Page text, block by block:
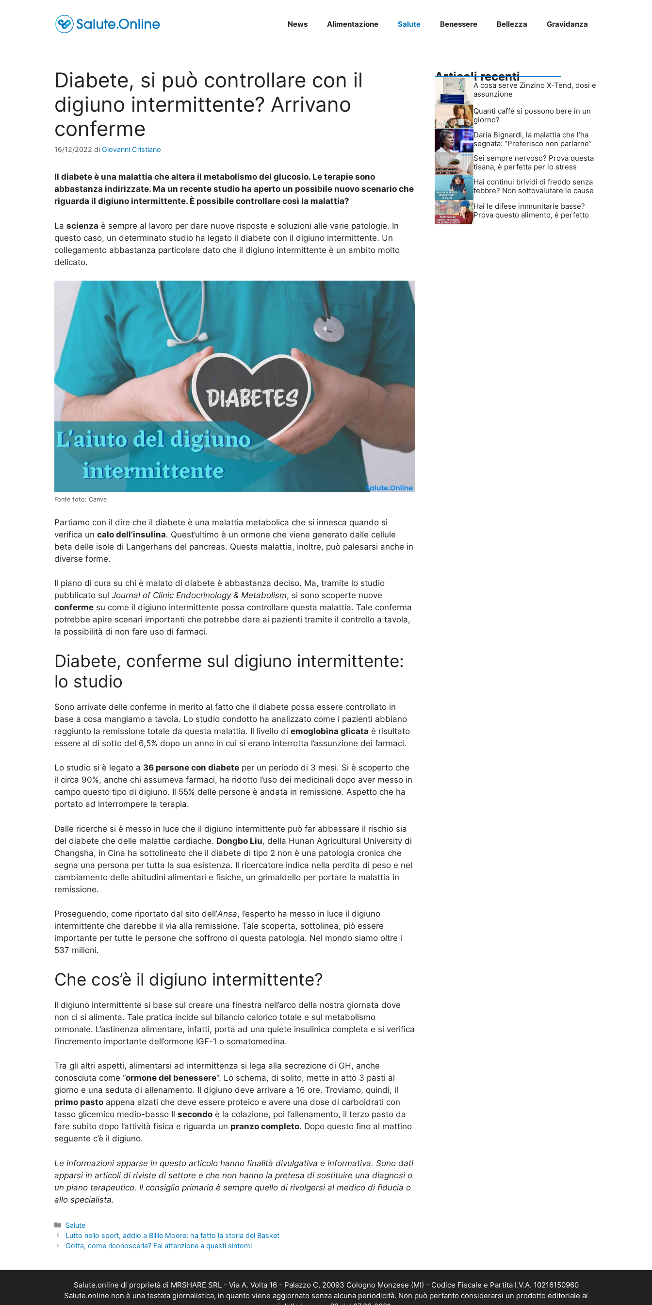
News Alimentazione Salute Benessere Bellezza Gravidanza
Diabete, si può controllare con il
digiuno intermittente? Arrivano
conferme
16/12/2022 di Giovanni Cristiano
Il diabete è una malattia che altera il metabolismo del glucosio. Le terapie sono
abbastanza indirizzate. Ma un recente studio ha aperto un possibile nuovo scenario che
riguarda il digiuno intermittente. È possibile controllare così la malattia?
La scienza è sempre al lavoro per dare nuove risposte e soluzioni alle varie patologie. In
questo caso, un determinato studio ha legato il diabete con il digiuno intermittente. Un
collegamento abbastanza particolare dato che il digiuno intermittente è un ambito molto
delicato.
Fonte foto: Canva
Partiamo con il dire che il diabete è una malattia metabolica che si innesca quando si
verifica un calo dell’insulina. Quest’ultimo è un ormone che viene generato dalle cellule
beta delle isole di Langerhans del pancreas. Questa malattia, inoltre, può palesarsi anche in
diverse forme.
Il piano di cura su chi è malato di diabete è abbastanza deciso. Ma, tramite lo studio
pubblicato sul Journal of Clinic Endocrinology & Metabolism, si sono scoperte nuove
conferme su come il digiuno intermittente possa controllare questa malattia. Tale conferma
potrebbe apire scenari importanti che potrebbe dare ai pazienti tramite il controllo a tavola,
la possibilità di non fare uso di farmaci.
Diabete, conferme sul digiuno intermittente:
lo studio
Sono arrivate delle conferme in merito al fatto che il diabete possa essere controllato in
base a cosa mangiamo a tavola. Lo studio condotto ha analizzato come i pazienti abbiano
raggiunto la remissione totale da questa malattia. Il livello di emoglobina glicata è risultato
essere al di sotto del 6,5% dopo un anno in cui si erano interrotta l’assunzione dei farmaci.
Lo studio si è legato a 36 persone con diabete per un periodo di 3 mesi. Si è scoperto che
il circa 90%, anche chi assumeva farmaci, ha ridotto l’uso dei medicinali dopo aver messo in
campo questo tipo di digiuno. Il 55% delle persone è andata in remissione. Aspetto che ha
portato ad interrompere la terapia.
Dalle ricerche si è messo in luce che il digiuno intermittente può far abbassare il rischio sia
del diabete che delle malattie cardiache. Dongbo Liu, della Hunan Agricultural University di
Changsha, in Cina ha sottolineato che il diabete di tipo 2 non è una patologia cronica che
segna una persona per tutta la sua esistenza. Il ricercatore indica nella perdita di peso e nel
cambiamento delle abitudini alimentari e fisiche, un grimaldello per portare la malattia in
remissione.
Proseguendo, come riportato dal sito dell’Ansa, l’esperto ha messo in luce il digiuno
intermittente che darebbe il via alla remissione. Tale scoperta, sottolinea, piò essere
importante per tutte le persone che soffrono di questa patologia. Nel mondo siamo oltre i
537 milioni.
Che cos’è il digiuno intermittente?
Il digiuno intermittente si base sul creare una finestra nell’arco della nostra giornata dove
non ci si alimenta. Tale pratica incide sul bilancio calorico totale e sul metabolismo
ormonale. L’astinenza alimentare, infatti, porta ad una quiete insulinica completa e si verifica
l’incremento importante dell’ormone IGF-1 o somatomedina.
Tra gli altri aspetti, alimentarsi ad intermittenza si lega alla secrezione di GH, anche
conosciuta come “ormone del benessere“. Lo schema, di solito, mette in atto 3 pasti al
giorno e una seduta di allenamento. Il digiuno deve arrivare a 16 ore. Troviamo, quindi, il
primo pasto appena alzati che deve essere proteico e avere una dose di carboidrati con
tasso glicemico medio-basso Il secondo è la colazione, poi l’allenamento, il terzo pasto da
fare subito dopo l’attività fisica e riguarda un pranzo completo. Dopo questo fino al mattino
seguente c’è il digiuno.
Le informazioni apparse in questo articolo hanno finalità divulgativa e informativa. Sono dati
apparsi in articoli di riviste di settore e che non hanno la pretesa di sostituire una diagnosi o
un piano terapeutico. Il consiglio primario è sempre quello di rivolgersi al medico di fiducia o
allo specialista.
Categorie
Salute
Lutto nello sport, addio a Billie Moore: ha fatto la storia del Basket
Gotta, come riconoscerla? Fai attenzione a questi sintomi
Articoli recenti
A cosa serve Zinzino X-Tend, dosi e
assunzione
Quanti caffè si possono bere in un
giorno?
Daria Bignardi, la malattia che l’ha
segnata: “Preferisco non parlarne”
Sei sempre nervoso? Prova questa
tisana, è perfetta per lo stress
Hai continui brividi di freddo senza
febbre? Non sottovalutare le cause
Hai le difese immunitarie basse?
Prova questo alimento, è perfetto
Salute.online di proprietà di MRSHARE SRL - Via A. Volta 16 - Palazzo C, 20093 Cologno Monzese (MI) - Codice Fiscale e Partita I.V.A. 10216150960
Salute.online non è una testata giornalistica, in quanto viene aggiornato senza alcuna periodicità. Non può pertanto considerarsi un prodotto editoriale ai